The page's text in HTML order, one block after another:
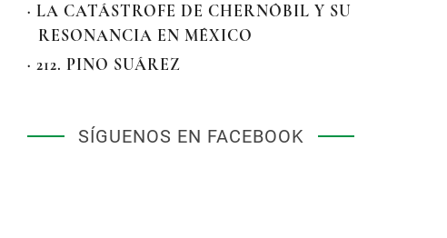
· LA CATÁSTROFE DE CHERNÓBIL Y SU
RESONANCIA EN MÉXICO
· 212. PINO SUÁREZ
SÍGUENOS EN FACEBOOK